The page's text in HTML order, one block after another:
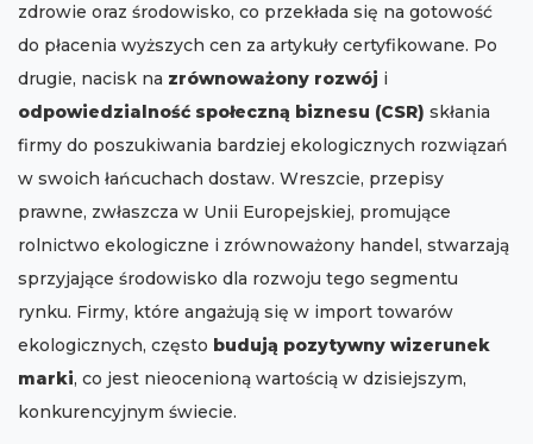
zdrowie oraz środowisko, co przekłada się na gotowość
do płacenia wyższych cen za artykuły certyfikowane. Po
drugie, nacisk na zrównoważony rozwój i
odpowiedzialność społeczną biznesu (CSR) skłania
firmy do poszukiwania bardziej ekologicznych rozwiązań
w swoich łańcuchach dostaw. Wreszcie, przepisy
prawne, zwłaszcza w Unii Europejskiej, promujące
rolnictwo ekologiczne i zrównoważony handel, stwarzają
sprzyjające środowisko dla rozwoju tego segmentu
rynku. Firmy, które angażują się w import towarów
ekologicznych, często budują pozytywny wizerunek
marki, co jest nieocenioną wartością w dzisiejszym,
konkurencyjnym świecie.